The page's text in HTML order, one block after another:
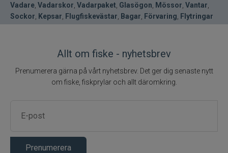
Vadare Vadarskor Vadarpaket Glasögon Mössor Vantar
Sockor
Kepsar Flugfiskevästar Bagar Förvaring Flytringar
Allt om fiske - nyhetsbrev
Prenumerera gärna på vårt nyhetsbrev. Det ger dig senaste nytt
om fiske, fiskprylar och allt däromkring.
Prenumerera